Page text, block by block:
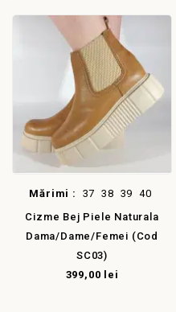
Mărimi : 37 38 39 40
Cizme Bej Piele Naturala
Dama/dame/femei (cod
SC03)
399,00 lei